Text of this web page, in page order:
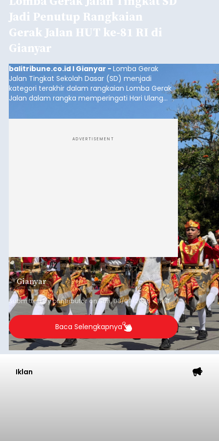
Jadi Penutup Rangkaian
Gerak Jalan HUT ke-81 RI di
Gianyar
balitribune.co.id I Gianyar - Lomba Gerak
Jalan Tingkat Sekolah Dasar (SD) menjadi
kategori terakhir dalam rangkaian Lomba Gerak
Jalan dalam rangka memperingati Hari Ulang
Indonesia Tahun 2026 di Kabupaten Gianyar.
ADVERTISEMENT
Gianyar
Submitted bycontributoronSun, 08/09/2026 - 17:18
Baca Selengkapnya
Iklan